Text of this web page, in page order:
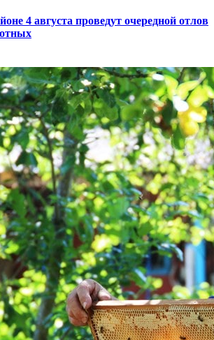
4 августа проведут очередной отлов